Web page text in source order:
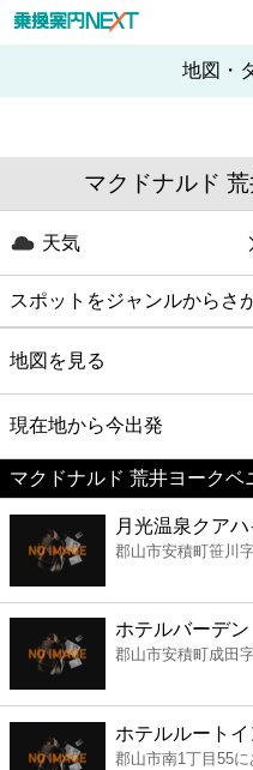
地図・
マクドナルド
天気
スポットをジャンルからさ
グルメ
映画
美容
コンビニ
薬局
スーパー
エンタメ
地図を見る
現在地から今出発
マクドナルド 荒井ヨークベ
月光温泉クアハ
郡山市安積町笹川
ホテルバーデン
郡山市安積町成田
ホテルルート
郡山市南1丁目55